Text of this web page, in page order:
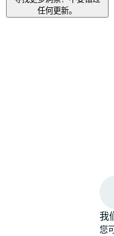
任何更新。
我
您